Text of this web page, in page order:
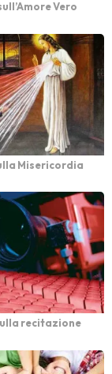
Vero
Misericordia
recitazione